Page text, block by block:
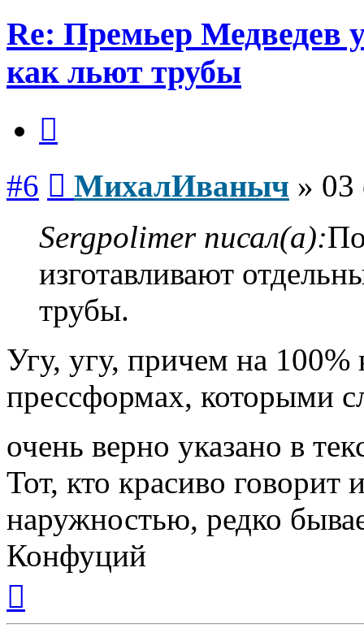
Re: Премьер
как льют трубы
#6 МихалИваныч » 03
Sergpolimer писал(а):
изготавливают
трубы.
Угу, угу, причем на
прессформах, которыми
очень верно указано в
Тот, кто красиво говорит
наружностью, редко
Конфуций
началу